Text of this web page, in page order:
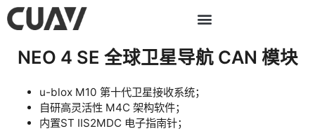
至
NEO 4 SE 全球卫星导航 CAN 模块
u-blox M10 第十代卫星接收系统；
自研高灵活性 M4C 架构软件；
内置ST IIS2MDC 电子指南针；